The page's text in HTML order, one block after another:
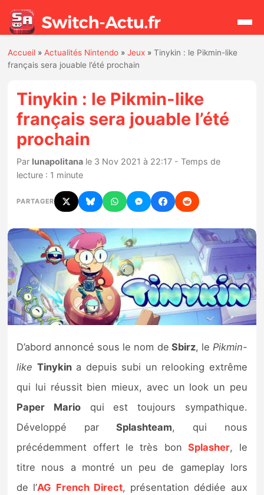
Actualités
Jeux
Hardware
Mises à jour
Chiffres de ventes
Rumeurs
Nintendo Direct
Tests et previews
Tests de jeux
Tests d’accessoires
Autres tests
Previews
Précommandes
Accueil »Actualités Nintendo »Jeux »Tinykin : le Pikmin-like
français sera jouable l’été prochain
Tinykin : le Pikmin-like
français sera jouable l’été
prochain
Par lunapolitana le 3 Nov 2021 à 22:17 - Temps de
lecture : 1 minute
PARTAGER
D’abord annoncé sous le nom de Sbirz, le Pikmin-
like Tinykina depuis subi un relooking extrême
qui lui réussit bien mieux, avec un look un peu
Paper Marioqui est toujours sympathique.
Développé parSplashteam, qui nous
précédemment offert le très bonSplasher, le
titre nous a montré un peu de gameplay lors
de l’AG French Direct, présentation dédiée aux